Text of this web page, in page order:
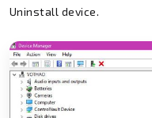
Uninstall device.